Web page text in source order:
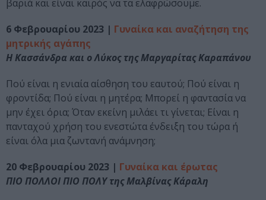
βαριά και είναι καιρός να τα ελαφρώσουμε.
6 Φεβρουαρίου 2023 | Γυναίκα και αναζήτηση της
μητρικής αγάπης
Η Κασσάνδρα και ο Λύκος της Μαργαρίτας Καραπάνου
Πού είναι η ενιαία αίσθηση του εαυτού; Πού είναι η
φροντίδα; Πού είναι η μητέρα; Μπορεί η φαντασία να
μην έχει όρια; Όταν εκείνη μιλάει τι γίνεται; Είναι η
πανταχού χρήση του ενεστώτα ένδειξη του τώρα ή
είναι όλα μια ζωντανή ανάμνηση;
20 Φεβρουαρίου 2023 | Γυναίκα και έρωτας
ΠΙΟ ΠΟΛΛΟΙ ΠΙΟ ΠΟΛΥ της Μαλβίνας Κάραλη